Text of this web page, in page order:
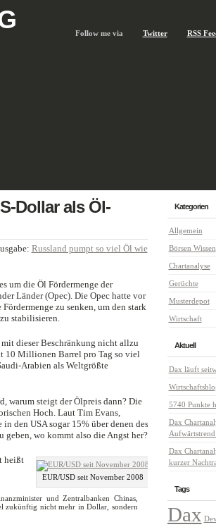
Follow me via Twitter RSS
Dollar als Öl-
Russland pumpt so viel Öl wie
um die Öl Fördermenge der
Länder (Opec). Die Opec hatte vor
zu senken, um den stark
stabilisieren.
dieser Beschränkung nicht allzu
10 Millionen Barrel pro Tag so viel
Arabien als Weltgrößte
warum steigt der Ölpreis dann? Die
Hoch. Laut Tim Evans,
den USA sogar 15% über denen des
geben, wo kommt also die Angst her?
EUR/USD seit November 2008
heißt
und Zentralbanken Chinas,
zukünftig nicht mehr in Dollar, sondern
Kategorien
Allgemein
Börsen Wissen
Chartanalyse
Gerüchte
Musterdepot
Wirtschaft
Aktuell
Dax läuft
5740 Punkte
Dax
Dax
kurzer
Tags
Dax